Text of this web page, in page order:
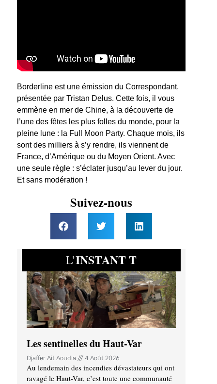
Borderline est une émission du Correspondant,
présentée par Tristan Delus. Cette fois, il vous
emmène en mer de Chine, à la découverte de
l’une des fêtes les plus folles du monde, pour la
pleine lune : la Full Moon Party. Chaque mois, ils
sont des milliers à s’y rendre, ils viennent de
France, d’Amérique ou du Moyen Orient. Avec
une seule règle : s’éclater jusqu’au lever du jour.
Et sans modération !
Suivez-nous
L’INSTANT T
Les sentinelles du Haut-Var
Djaffer Ait Aoudia 4 Août 2026
Au lendemain des incendies dévastateurs qui ont
ravagé le Haut-Var, c’est toute une communauté